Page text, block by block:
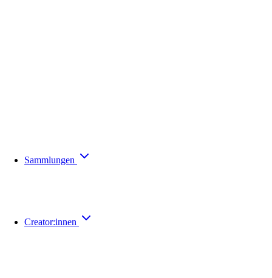
Sammlungen
Creator:innen